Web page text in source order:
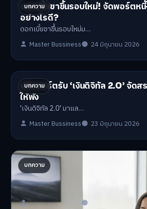
บทความ
ดอกเบี้ยขาขึ้นรอบใหม่! จัดพอร์ตห
อย่างไรดี?
ดอกเบี้ยขาขึ้นรอบใหม่ม…
Master Bussiness 24 มิถุนายน 2026
บทความ
ปรับพอร์ตรับ ‘เงินดิจิทัล 2.0’ จัดส
ให้พัง
'เงินดิจิทัล 2.0' มาแล…
Master Bussiness 23 มิถุนายน 2026
บทความ
AI จัดพอร์ตให้ปัง! เทรนด์ลงทุนยุคใ
จอ
AI จัดพอร์ตให้ปัง! หมด…
Master Bussiness 23 มิถุนายน 2026